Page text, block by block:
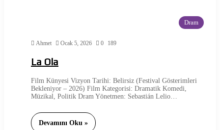
Dram
Ahmet Ocak 5, 2026 0 189
La Ola
Film Künyesi Vizyon Tarihi: Belirsiz (Festival Gösterimleri
Bekleniyor – 2026) Film Kategorisi: Dramatik Komedi,
Müzikal, Politik Dram Yönetmen: Sebastián Lelio…
Devamını Oku »